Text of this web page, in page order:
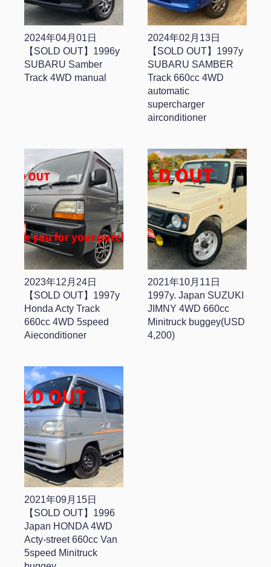
2024年04月01日
【SOLD OUT】1996y
SUBARU Samber
Track 4WD manual
2024年02月13日
【SOLD OUT】1997y
SUBARU SAMBER
Track 660cc 4WD
automatic
supercharger
airconditioner
2023年12月24日
【SOLD OUT】1997y
Honda Acty Track
660cc 4WD 5speed
Aieconditioner
2021年10月11日
1997y. Japan SUZUKI
JIMNY 4WD 660cc
Minitruck buggey(USD
4,200)
2021年09月15日
【SOLD OUT】1996
Japan HONDA 4WD
Acty-street 660cc Van
5speed Minitruck